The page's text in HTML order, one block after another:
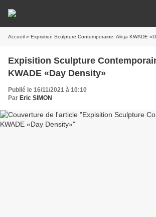
Accueil » Expisition Sculpture Contemporaine: Alicja KWADE
Expisition Sculpture
KWADE «Day Density»
Publié le 16/11/2021 à 10:10
Par Eric SIMON